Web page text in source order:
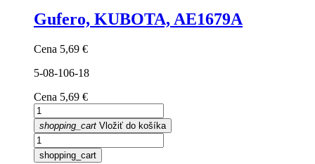
Gufero, KUBOTA, AE1679A
Cena 5,69 €
5-08-106-18
Cena 5,69 €
shopping_cart Vložiť do košíka
shopping_cart